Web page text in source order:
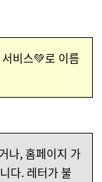
비스💚로 이름
나, 홈페이지 가
다. 레터가 불